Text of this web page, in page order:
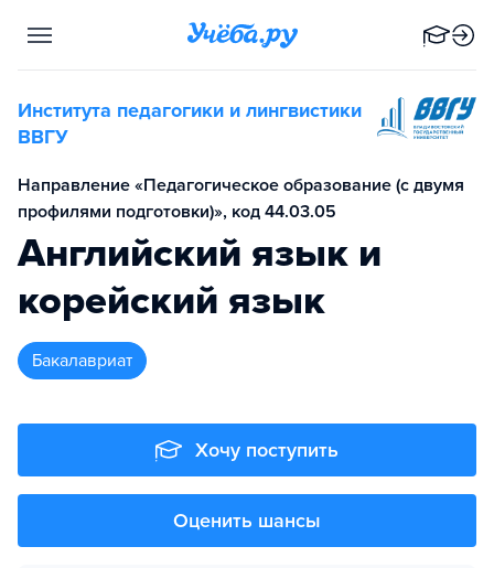
Института педагогики и лингвистики
ВВГУ
Направление «Педагогическое образование (с двумя
профилями подготовки)», код 44.03.05
Английский язык и
корейский язык
бакалавриат
Хочу поступить
Оценить шансы